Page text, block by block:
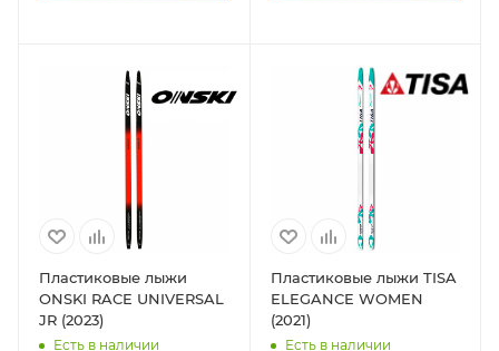
Пластиковые лыжи
ONSKI RACE UNIVERSAL
JR (2023)
Есть в наличии
Пластиковые лыжи TISA
ELEGANCE WOMEN
(2021)
Есть в наличии